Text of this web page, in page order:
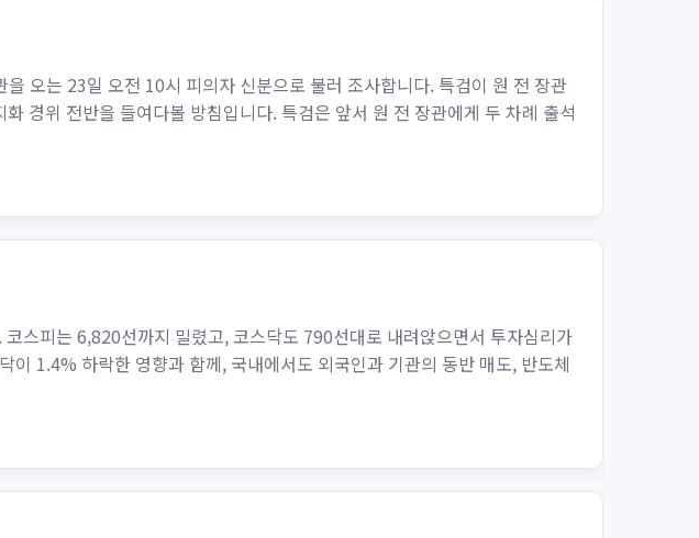
오는 23일 오전 10시 피의자 신분으로 불러 조사합니다. 특검이 원 전 장관
경위 전반을 들여다볼 방침입니다. 특검은 앞서 원 전 장관에게 두 차례 출석
스피는 6,820선까지 밀렸고, 코스닥도 790선대로 내려앉으면서 투자심리가
1.4% 하락한 영향과 함께, 국내에서도 외국인과 기관의 동반 매도, 반도체